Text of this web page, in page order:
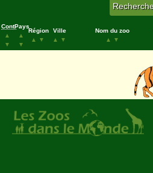
Cont.
▲
▼
Pays
▲
▼
Région
▲
▼
Ville
▲
▼
Nom du zoo
▲
▼